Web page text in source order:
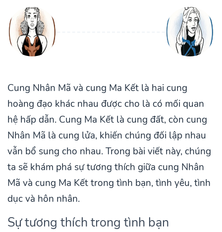
Cung Nhân Mã và cung Ma Kết là hai cung
hoàng đạo khác nhau được cho là có mối quan
hệ hấp dẫn. Cung Ma Kết là cung đất, còn cung
Nhân Mã là cung lửa, khiến chúng đối lập nhau
vẫn bổ sung cho nhau. Trong bài viết này, chúng
ta sẽ khám phá sự tương thích giữa cung Nhân
Mã và cung Ma Kết trong tình bạn, tình yêu, tình
dục và hôn nhân.
Sự tương thích trong tình bạn